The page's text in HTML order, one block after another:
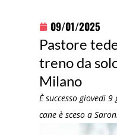
09/01/2025
Pastore
treno da
Milano
È successo giovedì
cane è sceso a